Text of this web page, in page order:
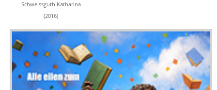
Schweissguth Katharina
(2016)